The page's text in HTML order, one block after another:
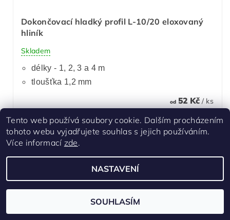
Dokončovací hladký profil L-10/20 eloxovaný
hliník
Skladem
délky - 1, 2, 3 a 4 m
tloušťka 1,2 mm
od52 Kč / ks
DETAIL
Tento web používá soubory cookie. Dalším procházením
tohoto webu vyjadřujete souhlas s jejich používáním.
Více informací zde.
NASTAVENÍ
SOUHLASÍM